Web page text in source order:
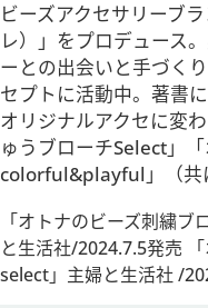
ビーズアクセサリーブ
レ）」をプロデュース
ーとの出会いと手づく
セプトに活動中。著書
オリジナルアクセに変
ゅうブローチSelect」
colorful&playful」（共
「オトナのビーズ刺繍ブ
と生活社/2024.7.5発売
select」主婦と生活社 /